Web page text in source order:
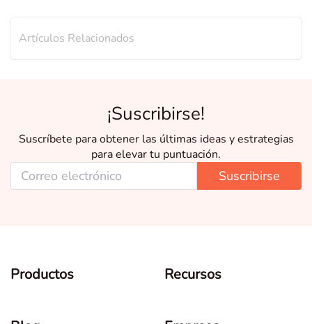
Artículos Relacionados
¡Suscribirse!
Suscríbete para obtener las últimas ideas y estrategias
para elevar tu puntuación.
Suscribirse
Productos Recursos